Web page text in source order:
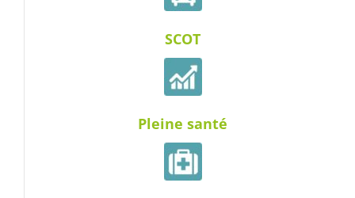
SCOT
Pleine santé